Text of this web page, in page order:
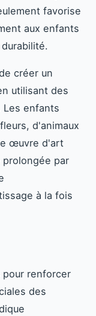
favorise
aux enfants
créer un
utilisant des
Les enfants
d'animaux
œuvre d'art
par
à la fois
renforcer
des